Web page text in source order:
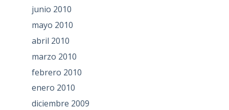
junio 2010
mayo 2010
abril 2010
marzo 2010
febrero 2010
enero 2010
diciembre 2009